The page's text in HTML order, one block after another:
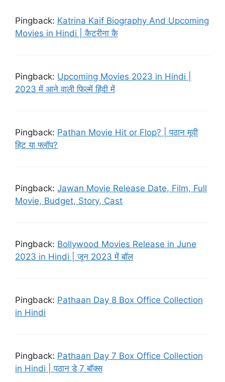
Pingback: Katrina Kaif Biography And Upcoming
Movies in Hindi | कैटरीना कै
Pingback: Upcoming Movies 2023 in Hindi |
2023 में आने वाली फिल्में हिंदी में
Pingback: Pathan Movie Hit or Flop? | पठान मूवी
हिट या फ्लॉप?
Pingback: Jawan Movie Release Date, Film, Full
Movie, Budget, Story, Cast
Pingback: Bollywood Movies Release in June
2023 in Hindi | जून 2023 में बॉल
Pingback: Pathaan Day 8 Box Office Collection
in Hindi
Pingback: Pathaan Day 7 Box Office Collection
in Hindi | पठान डे 7 बॉक्स